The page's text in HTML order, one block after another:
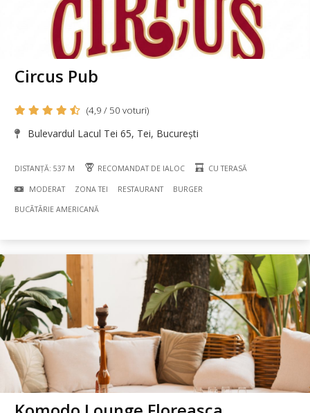
Circus Pub
(4,9 / 50 voturi)
Bulevardul Lacul Tei 65, Tei, București
DISTANȚĂ: 537 M RECOMANDAT DE IALOC CU TERASĂ
MODERAT ZONA TEI RESTAURANT BURGER
BUCÃTÃRIE AMERICANĂ